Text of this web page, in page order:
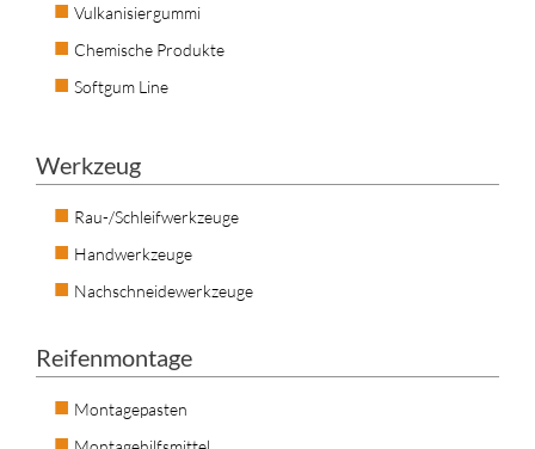
Vulkanisiergummi
Chemische Produkte
Softgum Line
Werkzeug
Rau-/Schleifwerkzeuge
Handwerkzeuge
Nachschneidewerkzeuge
Reifenmontage
Montagepasten